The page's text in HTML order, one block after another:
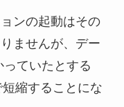
ンの起動はその
ませんが、デー
ていたとする
縮することにな